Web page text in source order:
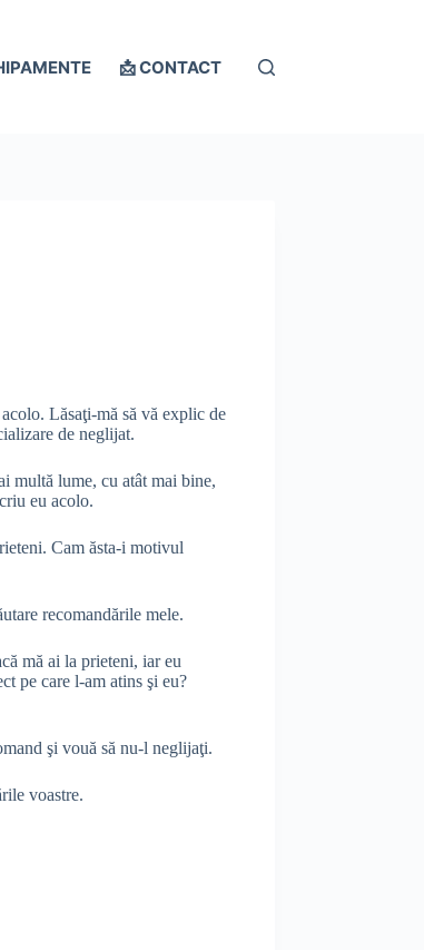
📩 CONTACT
Lăsaţi-mă să vă explic de
de neglijat.
multă lume, cu atât mai bine,
eu acolo.
Cam ăsta-i motivul
recomandările mele.
mă ai la prieteni, iar eu
pe care l-am atins şi eu?
şi vouă să nu-l neglijaţi.
voastre.